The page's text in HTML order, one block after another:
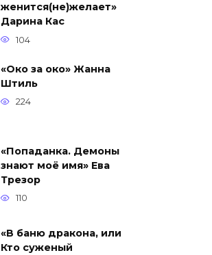
женится(не)желает»
Дарина Кас
104
«Око за око» Жанна
Штиль
224
«Попаданка. Демоны
знают моё имя» Ева
Трезор
110
«В баню дракона, или
Кто суженый